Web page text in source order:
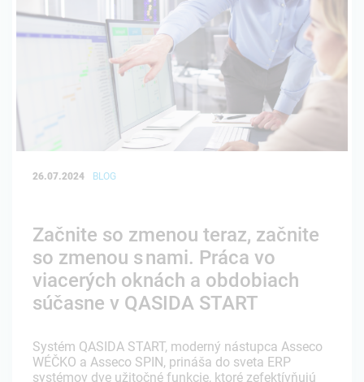
26.07.2024 BLOG
Začnite so zmenou teraz, začnite
so zmenou s nami. Práca vo
viacerých oknách a obdobiach
súčasne v QASIDA START
Systém QASIDA START, moderný nástupca Asseco
WÉČKO a Asseco SPIN, prináša do sveta ERP
systémov dve užitočné funkcie, ktoré zefektívňujú